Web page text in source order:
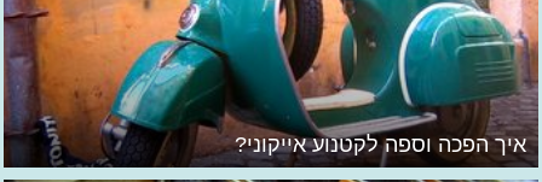
איך הפכה וספה לקטנוע אייקוני?